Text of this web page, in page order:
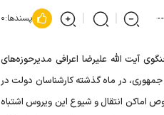
پسندها:۰
آیت الله علیرضا اعرافی مدیرحوزه‌های
در ماه گذشته کارشناسان دولت در
اماکن انتقال و شیوع این ویروس اشتباه